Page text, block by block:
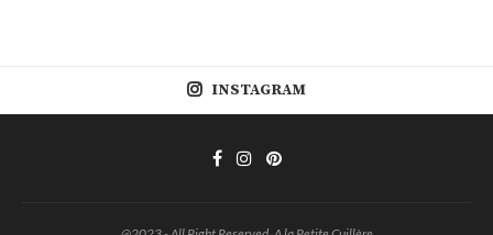
INSTAGRAM